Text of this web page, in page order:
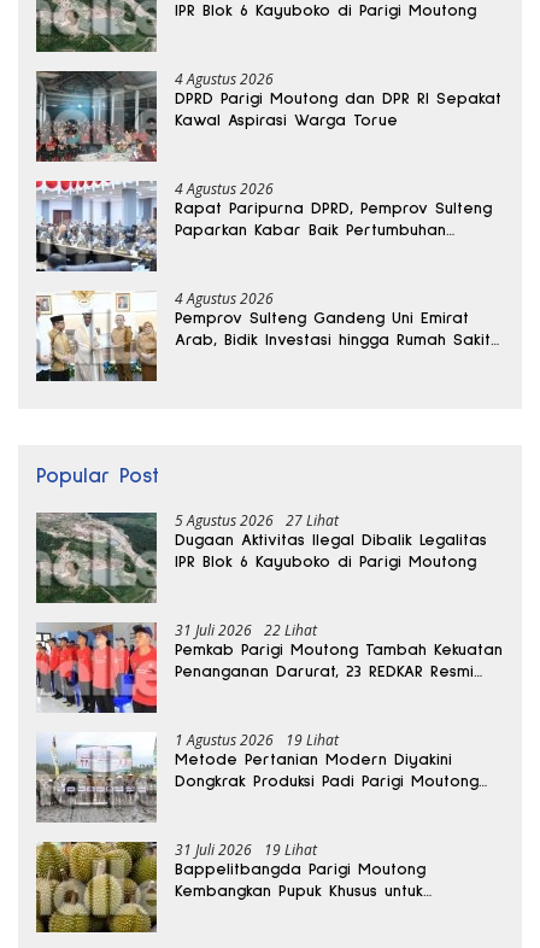
IPR Blok 6 Kayuboko di Parigi Moutong
4 Agustus 2026
DPRD Parigi Moutong dan DPR RI Sepakat
Kawal Aspirasi Warga Torue
4 Agustus 2026
Rapat Paripurna DPRD, Pemprov Sulteng
Paparkan Kabar Baik Pertumbuhan
4 Agustus 2026
Pemprov Sulteng Gandeng Uni Emirat
Arab, Bidik Investasi hingga Rumah Sakit
Popular Post
5 Agustus 2026 27 Lihat
Dugaan Aktivitas Ilegal Dibalik Legalitas
IPR Blok 6 Kayuboko di Parigi Moutong
31 Juli 2026 22 Lihat
Pemkab Parigi Moutong Tambah Kekuatan
Penanganan Darurat, 23 REDKAR Resmi
1 Agustus 2026 19 Lihat
Metode Pertanian Modern Diyakini
Dongkrak Produksi Padi Parigi Moutong
31 Juli 2026 19 Lihat
Bappelitbangda Parigi Moutong
Kembangkan Pupuk Khusus untuk